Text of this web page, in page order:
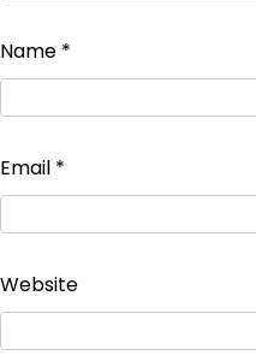
Name *
Email *
Website